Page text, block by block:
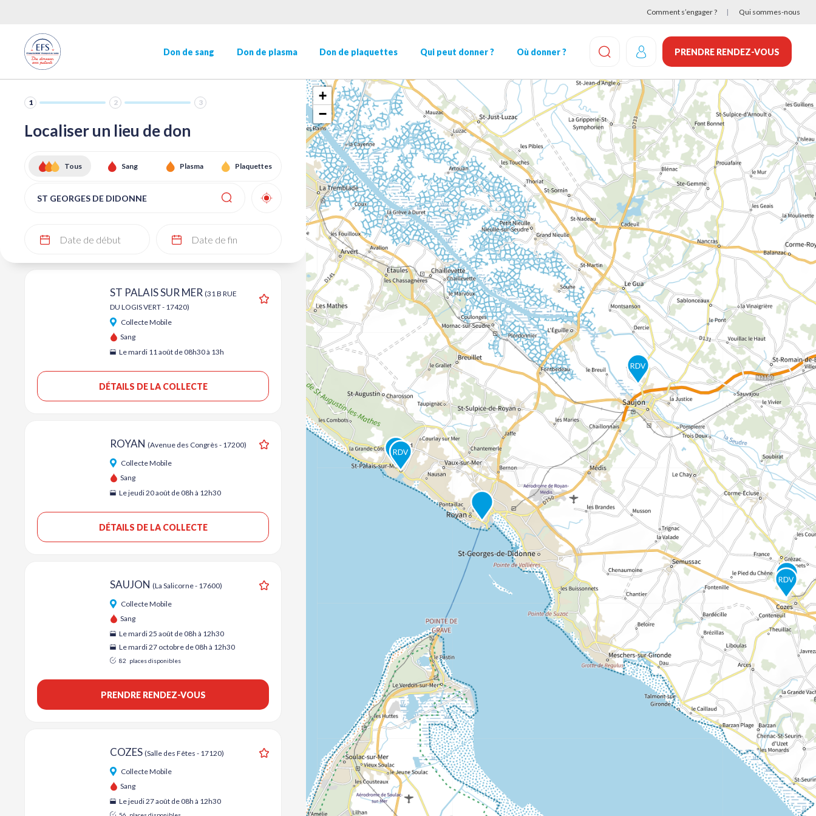
contenu
principal
HEADER
SECONDAIRE
Comment s’engager ? Qui sommes-nous
principale
Don de sang Don de plasma Don de plaquettes Qui peut donner ? Où donner ?
EFFECTUEZ UNE RECHERCHE
PRENDRE RENDEZ-VOUS
1 2 3
ME GÉOLOCALISER
Localiser un lieu de don
Tous Sang Plasma Plaquettes
ST PALAIS SUR MER (31 B RUE
DU LOGIS VERT - 17420)
Ajouter aux favoris
Collecte Mobile
Sang
Le mardi 11 août de 08h30 à 13h
DÉTAILS DE LA COLLECTE
ROYAN (Avenue des Congrès - 17200)
Ajouter aux favoris
Collecte Mobile
Sang
Le jeudi 20 août de 08h à 12h30
DÉTAILS DE LA COLLECTE
SAUJON (La Salicorne - 17600)
Collecte Mobile
Sang
Le mardi 25 août de 08h à 12h30
Le mardi 27 octobre de 08h à 12h30
82 places disponibles
PRENDRE RENDEZ-VOUS
COZES (Salle des Fêtes - 17120)
Ajouter aux favoris
Collecte Mobile
Sang
Le jeudi 27 août de 08h à 12h30
+
−